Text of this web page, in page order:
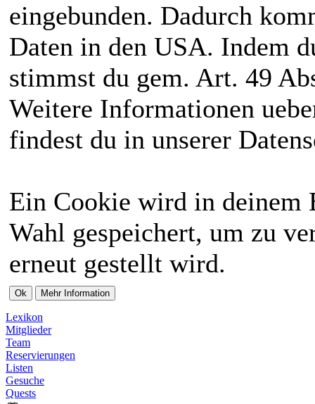
eingebunden. Dadurch
Daten in den USA. Indem
stimmst du gem. Art. 49
Weitere Informationen
findest du in unserer
Ein Cookie wird in deinem
Wahl gespeichert, um zu
erneut gestellt wird.
Lexikon
Mitglieder
Team
Reservierungen
Listen
Gesuche
Quests